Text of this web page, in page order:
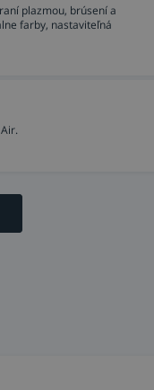
plazmou, brúsení a
farby, nastaviteľná